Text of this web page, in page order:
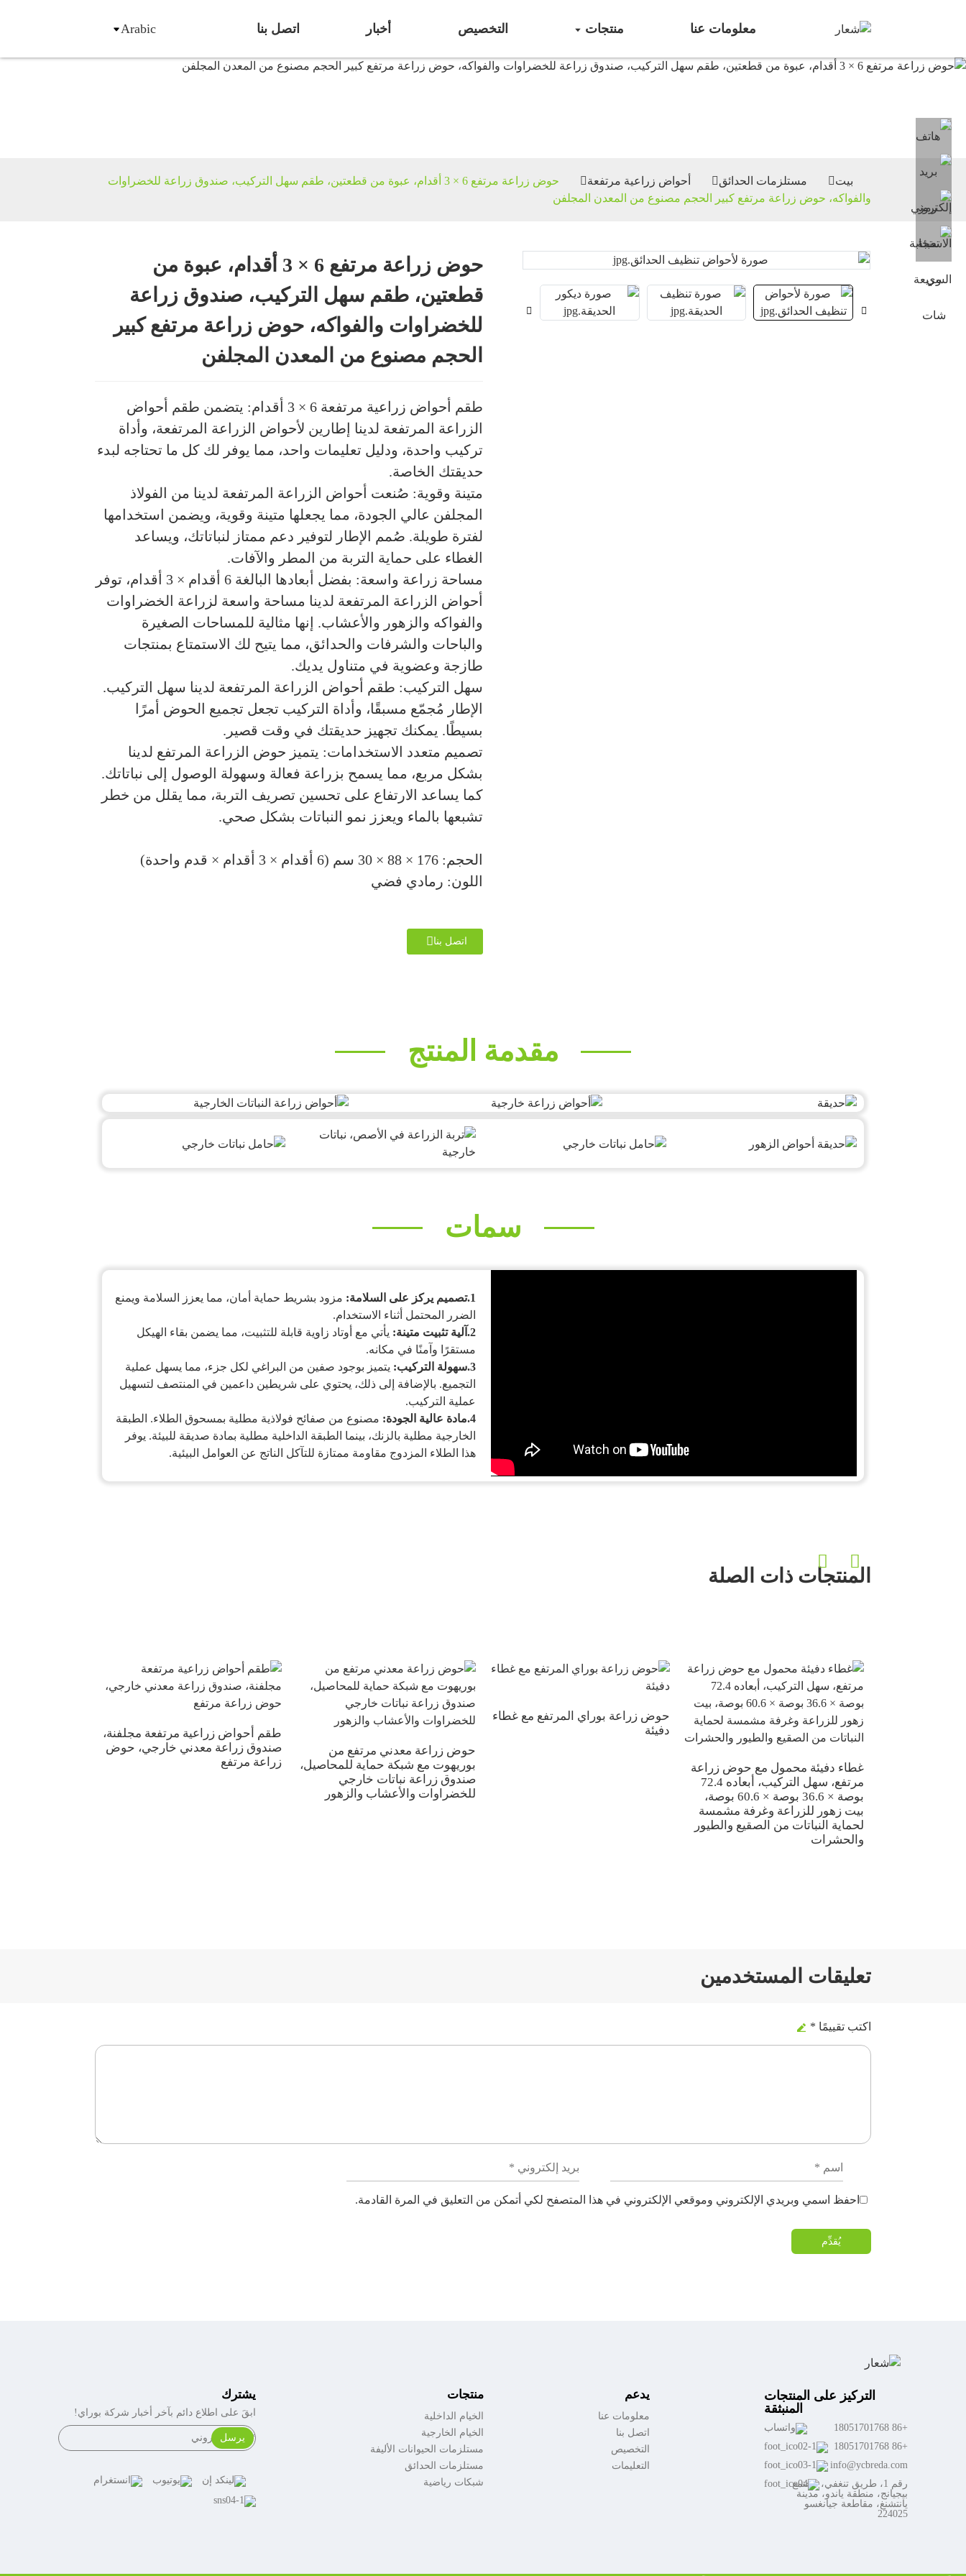
معلومات عنا منتجات التخصيص أخبار اتصل بنا Arabic
بيت مستلزمات الحدائق أحواض زراعية مرتفعة
حوض زراعة مرتفع 6 × 3 أقدام، عبوة من قطعتين، طقم سهل التركيب، صندوق زراعة للخضراوات
والفواكه، حوض زراعة مرتفع كبير الحجم مصنوع من المعدن المجلفن
حوض زراعة مرتفع 6 × 3 أقدام، عبوة من
قطعتين، طقم سهل التركيب، صندوق زراعة
للخضراوات والفواكه، حوض زراعة مرتفع كبير
الحجم مصنوع من المعدن المجلفن
طقم أحواض زراعية مرتفعة 6 × 3 أقدام: يتضمن طقم أحواض
الزراعة المرتفعة لدينا إطارين لأحواض الزراعة المرتفعة، وأداة
تركيب واحدة، ودليل تعليمات واحد، مما يوفر لك كل ما تحتاجه لبدء
حديقتك الخاصة.
متينة وقوية: صُنعت أحواض الزراعة المرتفعة لدينا من الفولاذ
المجلفن عالي الجودة، مما يجعلها متينة وقوية، ويضمن استخدامها
لفترة طويلة. صُمم الإطار لتوفير دعم ممتاز لنباتاتك، ويساعد
الغطاء على حماية التربة من المطر والآفات.
مساحة زراعة واسعة: بفضل أبعادها البالغة 6 أقدام × 3 أقدام، توفر
أحواض الزراعة المرتفعة لدينا مساحة واسعة لزراعة الخضراوات
والفواكه والزهور والأعشاب. إنها مثالية للمساحات الصغيرة
والباحات والشرفات والحدائق، مما يتيح لك الاستمتاع بمنتجات
طازجة وعضوية في متناول يديك.
سهل التركيب: طقم أحواض الزراعة المرتفعة لدينا سهل التركيب.
الإطار مُجمّع مسبقًا، وأداة التركيب تجعل تجميع الحوض أمرًا
بسيطًا. يمكنك تجهيز حديقتك في وقت قصير.
تصميم متعدد الاستخدامات: يتميز حوض الزراعة المرتفع لدينا
بشكل مربع، مما يسمح بزراعة فعالة وسهولة الوصول إلى نباتاتك.
كما يساعد الارتفاع على تحسين تصريف التربة، مما يقلل من خطر
تشبعها بالماء ويعزز نمو النباتات بشكل صحي.
الحجم: 176 × 88 × 30 سم (6 أقدام × 3 أقدام × قدم واحدة)
اللون: رمادي فضي
اتصل بنا
مقدمة المنتج
سمات
1. تصميم يركز على السلامة: مزود بشريط حماية أمان، مما يعزز السلامة ويمنع
الضرر المحتمل أثناء الاستخدام.
2. آلية تثبيت متينة: يأتي مع أوتاد زاوية قابلة للتثبيت، مما يضمن بقاء الهيكل
مستقرًا وآمنًا في مكانه.
3. سهولة التركيب: يتميز بوجود صفين من البراغي لكل جزء، مما يسهل عملية
التجميع. بالإضافة إلى ذلك، يحتوي على شريطين داعمين في المنتصف لتسهيل
عملية التركيب.
4. مادة عالية الجودة: مصنوع من صفائح فولاذية مطلية بمسحوق الطلاء. الطبقة
الخارجية مطلية بالزنك، بينما الطبقة الداخلية مطلية بمادة صديقة للبيئة. يوفر
هذا الطلاء المزدوج مقاومة ممتازة للتآكل الناتج عن العوامل البيئية.
المنتجات ذات الصلة
غطاء دفيئة محمول مع حوض زراعة
مرتفع، سهل التركيب، أبعاده 72.4
بوصة × 36.6 بوصة × 60.6 بوصة،
بيت زهور للزراعة وغرفة مشمسة
لحماية النباتات من الصقيع والطيور
والحشرات
حوض زراعة بوراي المرتفع مع غطاء
دفيئة
حوض زراعة معدني مرتفع من
بوريهوت مع شبكة حماية للمحاصيل،
صندوق زراعة نباتات خارجي
للخضراوات والأعشاب والزهور
طقم أحواض زراعية مرتفعة مجلفنة،
صندوق زراعة معدني خارجي، حوض
زراعة مرتفع
تعليقات المستخدمين
اكتب تقييمًا *
احفظ اسمي وبريدي الإلكتروني وموقعي الإلكتروني في هذا المتصفح لكي أتمكن من التعليق في المرة القادمة.
يُقدِّم
التركيز على المنتجات
المنبثقة
+86 18051701768
+86 18051701768
info@ycbreda.com
رقم 1، طريق تنغفي، مجتمع
بيجيانج، منطقة ياندو، مدينة
يانتشنغ، مقاطعة جيانغسو
224025
يدعم
معلومات عنا
اتصل بنا
التخصيص
التعليمات
منتجات
الخيام الداخلية
الخيام الخارجية
مستلزمات الحيوانات الأليفة
مستلزمات الحدائق
شبكات رياضية
يشترك
ابقَ على اطلاع دائم بآخر أخبار شركة بوراي!
يرسل